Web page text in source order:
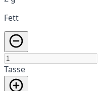
Fett
Tasse